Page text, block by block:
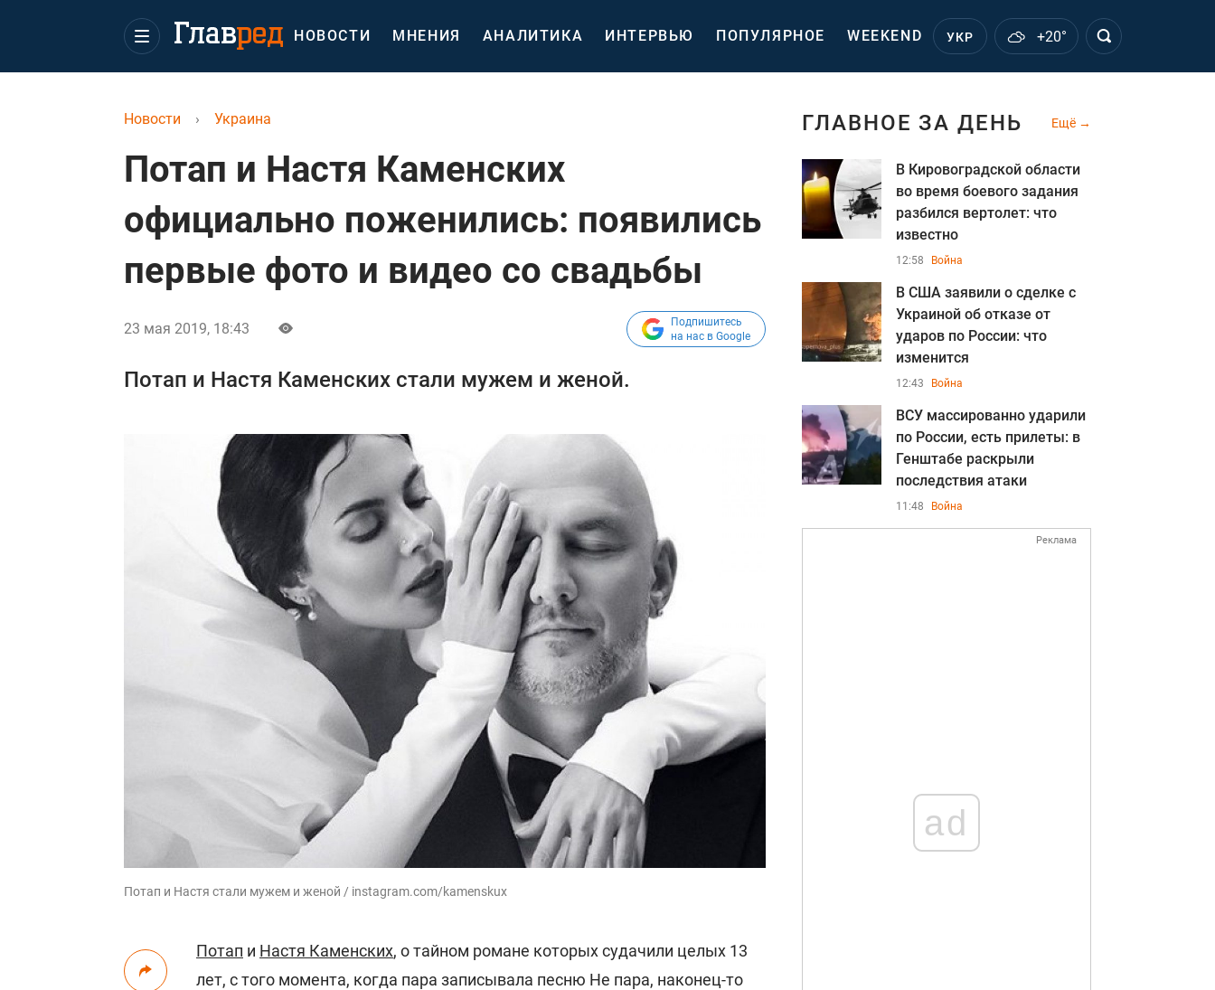
НОВОСТИ МНЕНИЯ АНАЛИТИКА ИНТЕРВЬЮ ПОПУЛЯРНОЕ WEEKEND УКР +20°
Новости › Украина
Потап и Настя Каменских
официально поженились: появились
первые фото и видео со свадьбы
23 мая 2019, 18:43
Подпишитесь
на нас в Google
Потап и Настя Каменских стали мужем и женой.
Потап и Настя стали мужем и женой / instagram.com/kamenskux
Потап и Настя Каменских, о тайном романе которых судачили целых 13
лет, с того момента, когда пара записывала песню Не пара, наконец-то
ГЛАВНОЕ ЗА ДЕНЬ Ещё
В Кировоградской области
во время боевого задания
разбился вертолет: что
известно
12:58 Война
В США заявили о сделке с
Украиной об отказе от
ударов по России: что
изменится
12:43 Война
ВСУ массированно ударили
по России, есть прилеты: в
Генштабе раскрыли
последствия атаки
11:48 Война
Реклама
ad